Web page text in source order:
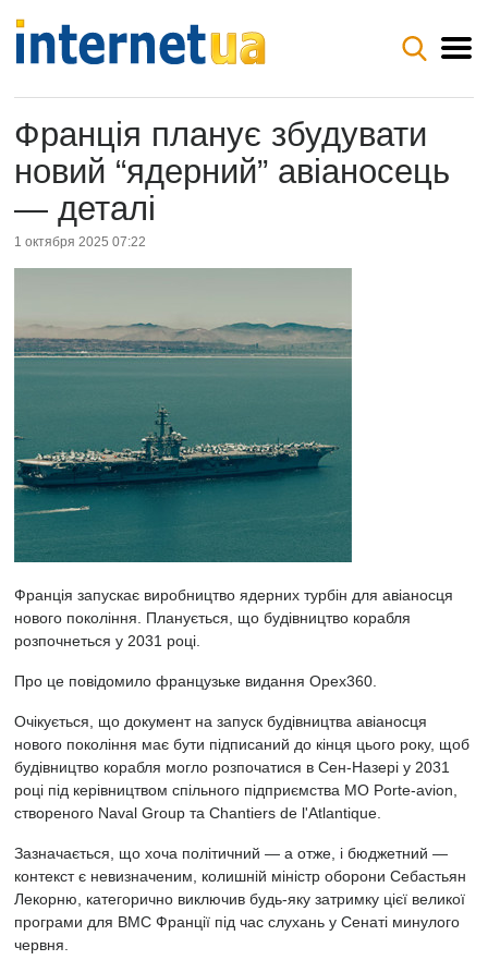
Франція планує збудувати
новий “ядерний” авіаносець
— деталі
1 октября 2025 07:22
Франція запускає виробництво ядерних турбін для авіаносця
нового покоління. Планується, що будівництво корабля
розпочнеться у 2031 році.
Про це повідомило французьке видання Opex360.
Очікується, що документ на запуск будівництва авіаносця
нового покоління має бути підписаний до кінця цього року, щоб
будівництво корабля могло розпочатися в Сен-Назері у 2031
році під керівництвом спільного підприємства MO Porte-avion,
створеного Naval Group та Chantiers de l'Atlantique.
Зазначається, що хоча політичний — а отже, і бюджетний —
контекст є невизначеним, колишній міністр оборони Себастьян
Лекорню, категорично виключив будь-яку затримку цієї великої
програми для ВМС Франції під час слухань у Сенаті минулого
червня.